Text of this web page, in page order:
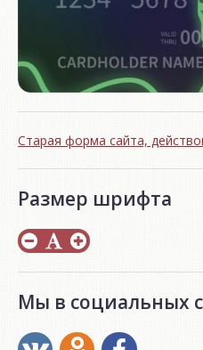
Старая форма сайта,
Размер шрифта
Мы в социальных